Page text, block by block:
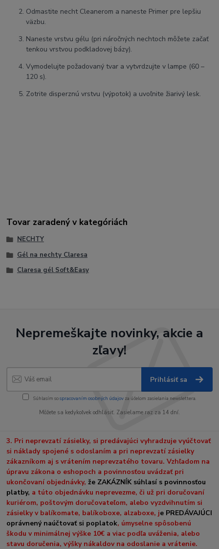
Odmastite necht Cleanerom a naneste Primer pre lepšiu
väzbu.
Naneste vrstvu gélu (pri náročných nechtoch môžete začať
tenkou vrstvou podkladovej bázy).
Vymodelujte požadovaný tvar a vytvrdzujte v lampe (60 –
120 s).
Zotrite disperznú vrstvu (výpotok) a uvoľnite žiarivý lesk.
Tovar zaradený v kategóriách
NECHTY
Gél na nechty Claresa
Claresa gél Soft&Easy
Nepremeškajte novinky, akcie a
zľavy!
Prihlásiť sa
Súhlasím sospracovaním osobných údajov za účelom zasielania newslettera.
Môžete sa kedykoľvek odhlásiť. Zasielame raz za 14 dní.
3. Pri neprevzatí zásielky, si predávajúci vyhradzuje vyúčtovať
si náklady spojené s odoslaním a pri neprevzatí zásielky
zákazníkom aj s vrátením neprevzatého tovaru. Vzhľadom na
úpravu zákona o eshopoch a povinnosťou uvádzať pri
ukončovaní objednávky,že ZAKÁZNÍK súhlasí s povinnosťou
platby, a túto objednávku neprevezme, či už pri doručovaní
kuriérom, poštovým doručovateľom, alebo vyzdvihnutím si
zásielky v balíkomate, balíkoboxe, alzaboxe, je PREDÁVAJÚCI
oprávnený naúčtovať si poplatok, úmyselne spôsobenú
škodu v minimálnej výške 10€ a viac podľa uváženia, alebo
stavu doručenia, výšky nákaldov na odoslanie a vrátenie.